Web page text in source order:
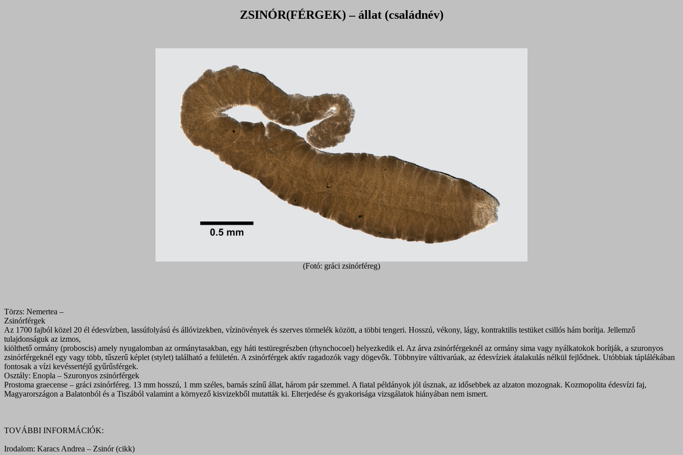
ZSINÓR(FÉRGEK) – állat (családnév)
(Fotó: gráci zsinórféreg)
Törzs: Nemertea –
Zsinórférgek
Az 1700 fajból közel 20 él édesvízben, lassúfolyású és állóvizekben, vízinövények és szerves törmelék között, a többi tengeri. Hosszú, vékony, lágy, kontraktilis testüket csillós hám borítja. Jellemző
tulajdonságuk az izmos,
kiölthető ormány (proboscis) amely nyugalomban az ormánytasakban, egy háti testüregrészben (rhynchocoel) helyezkedik el. Az árva zsinórférgeknél az ormány sima vagy nyálkatokok borítják, a szuronyos
zsinórférgeknél egy vagy több, tűszerű képlet (stylet) található a felületén. A zsinórférgek aktív ragadozók vagy dögevők. Többnyire váltivarúak, az édesvíziek átalakulás nélkül fejlődnek. Utóbbiak táplálékában
fontosak a vízi kevéssertéjű gyűrűsférgek.
Osztály: Enopla – Szuronyos zsinórférgek
Prostoma graecense – gráci zsinórféreg. 13 mm hosszú, 1 mm széles, barnás színű állat, három pár szemmel. A fiatal példányok jól úsznak, az idősebbek az alzaton mozognak. Kozmopolita édesvízi faj,
Magyarországon a Balatonból és a Tiszából valamint a környező kisvizekből mutatták ki. Elterjedése és gyakorisága vizsgálatok hiányában nem ismert.
TOVÁBBI INFORMÁCIÓK:
Irodalom: Karacs Andrea – Zsinór (cikk)